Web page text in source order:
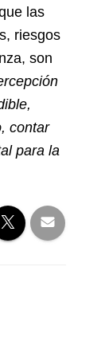
las
riesgos
son
contar
para la